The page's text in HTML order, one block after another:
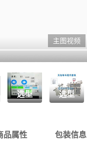
主图视频
选型 选型
品属性 包装信息